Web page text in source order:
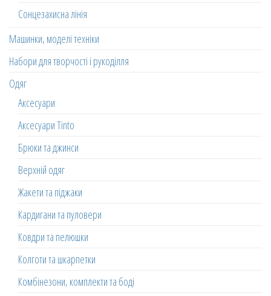
Сонцезахисна лінія
Машинки, моделі техніки
Набори для творчості і рукоділля
Одяг
Аксесуари
Аксесуари Tinto
Брюки та джинси
Верхній одяг
Жакети та піджаки
Кардигани та пуловери
Ковдри та пелюшки
Колготи та шкарпетки
Комбінезони, комплекти та боді